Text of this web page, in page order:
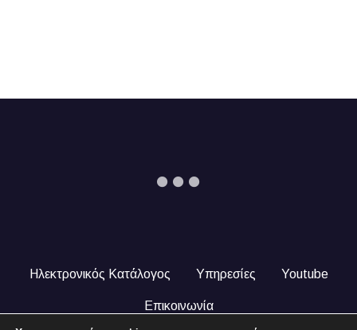
Ηλεκτρονικός Κατάλογος Υπηρεσίες Youtube
Επικοινωνία